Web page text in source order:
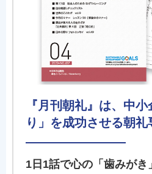
『月刊朝礼』は、中
り」を成功させる朝礼
1日1話で心の「歯みが